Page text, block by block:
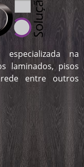
na
laminados, pisos
entre outros